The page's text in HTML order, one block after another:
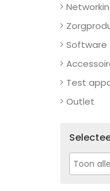
Software
Test
Outlet